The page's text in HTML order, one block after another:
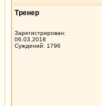
Тренер
Зарегистрирован:
06.03.2018
Суждений: 1796